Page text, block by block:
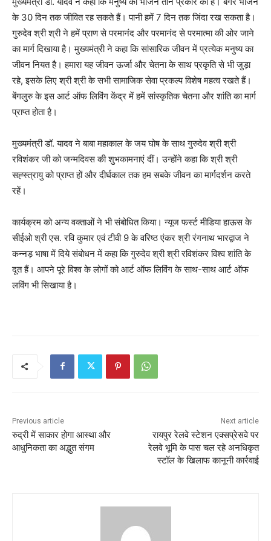
के 30 दिन तक जीवित रह सकते हैं। पानी हमें 7 दिन तक जिंदा रख सकता है।
गुरुदेव श्री श्री ने हमें प्राण से परमानंद और परमानंद से परमात्मा की ओर जाने
का मार्ग दिखाया है। मुख्यमंत्री ने कहा कि सांसारिक जीवन में प्रत्येक मनुष्य का
जीवन नियत है। हमारा यह जीवन ऊर्जा और चेतना के साथ प्रकृति से भी जुड़ा
रहे, इसके लिए श्री श्री के सभी सामाजिक सेवा प्रकल्प विशेष महत्व रखते हैं।
बेंगलुरु के इस आर्ट ऑफ लिविंग केंद्र में हमें सांस्कृतिक चेतना और शांति का मार्ग
प्राप्त होता है।
मुख्यमंत्री डॉ. यादव ने बाबा महाकाल के जय घोष के साथ गुरुदेव श्री श्री
रविशंकर जी को जन्मदिवस की शुभकामनाएं दीं। उन्होंने कहा कि श्री श्री
सह्स्त्रायु को प्राप्त हों और दीर्घकाल तक हम सबके जीवन का मार्गदर्शन करते
रहें।
कार्यक्रम को अन्य वक्ताओं ने भी संबोधित किया। न्यूज फर्स्ट मीडिया हाऊस के
सीईओ श्री एस. रवि कुमार एवं टीवी 9 के वरिष्ठ एंकर श्री रंगनाथ भारद्वाज ने
कन्नड़ भाषा में दिये संबोधन में कहा कि गुरुदेव श्री श्री रविशंकर विश्व शांति के
दूत हैं। आपने पूरे विश्व के लोगों को आर्ट ऑफ लिविंग के साथ-साथ आर्ट ऑफ
लविंग भी सिखाया है।
Previous article
रुद्री में साकार होगा आस्था और
आधुनिकता का अद्भुत संगम
Next article
रायपुर रेलवे स्टेशन एक्सप्रेसवे पर
रेलवे भूमि के पास चल रहे अनधिकृत
स्टॉल के खिलाफ कानूनी कार्रवाई